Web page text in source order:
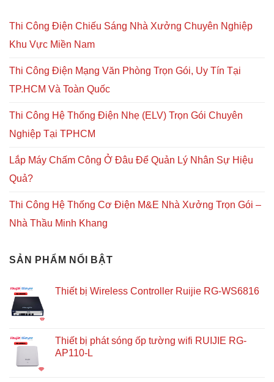
Thi Công Điện Chiếu Sáng Nhà Xưởng Chuyên Nghiệp
Khu Vực Miền Nam
Thi Công Điện Mạng Văn Phòng Trọn Gói, Uy Tín Tại
TP.HCM Và Toàn Quốc
Thi Công Hệ Thống Điện Nhẹ (ELV) Trọn Gói Chuyên
Nghiệp Tại TPHCM
Lắp Máy Chấm Công Ở Đâu Để Quản Lý Nhân Sự Hiệu
Quả?
Thi Công Hệ Thống Cơ Điện M&E Nhà Xưởng Trọn Gói –
Nhà Thầu Minh Khang
SẢN PHẨM NỔI BẬT
Thiết bị Wireless Controller Ruijie RG-WS6816
Thiết bị phát sóng ốp tường wifi RUIJIE RG-
AP110-L